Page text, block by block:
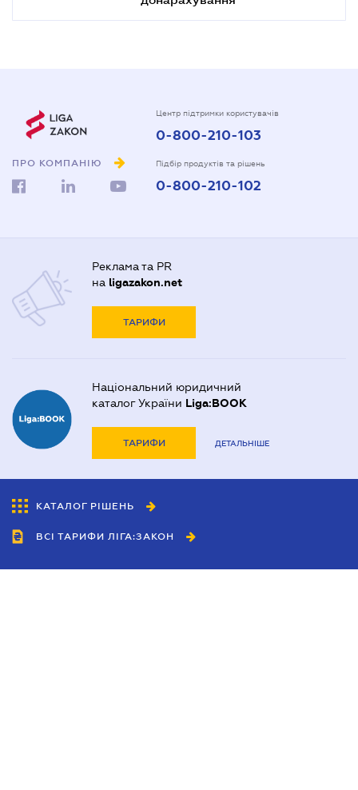
ПРО КОМПАНІЮ
Центр підтримки користувачів
0-800-210-103
Підбір продуктів та рішень
0-800-210-102
Реклама та PR
на ligazakon.net
ТАРИФИ
Національний юридичний
каталог України Liga:BOOK
ТАРИФИ ДЕТАЛЬНІШЕ
КАТАЛОГ РІШЕНЬ
ВСІ ТАРИФИ ЛІГА:ЗАКОН